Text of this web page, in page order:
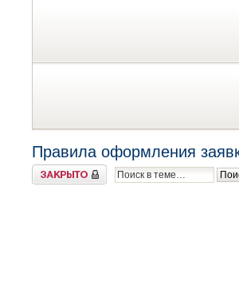
Правила оформления
Закрыто